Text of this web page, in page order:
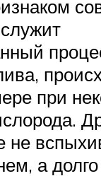
при
не
а